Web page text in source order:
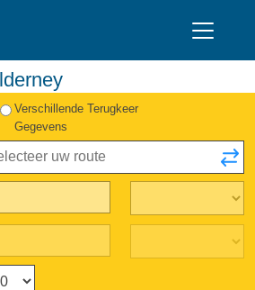
Verschillende Terugkeer
Gegevens